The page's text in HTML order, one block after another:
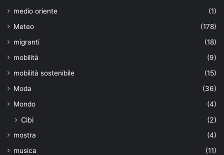
medio oriente
(1)
Meteo
(178)
migranti
(18)
mobilità
(9)
mobilità sostenibile
(15)
Moda
(36)
Mondo
(4)
Cibi (2)
mostra
(4)
musica
(11)